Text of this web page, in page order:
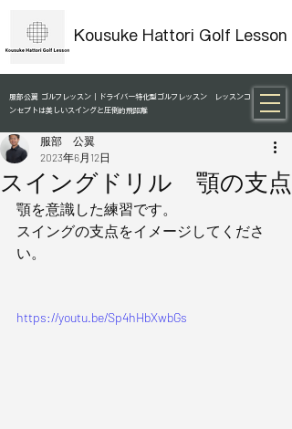
Kousuke Hattori Golf Lesson
服部公翼 ゴルフレッスン｜ドライバー特化型ゴルフレッスン レッスンコ
ンセプトは美しいスイングと圧倒的飛距離
スイングドリル 顎の支点
服部 公翼
2023年6月12日
顎を意識した練習です。
スイングの支点をイメージしてくださ
い。
https://youtu.be/Sp4hHbXwbGs